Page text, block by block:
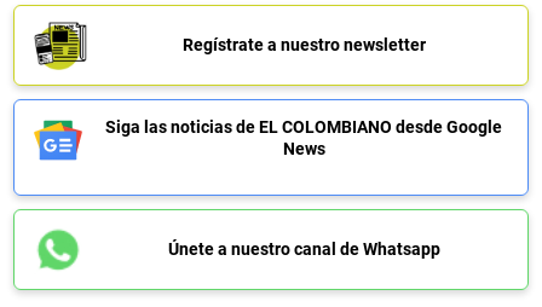
Regístrate a nuestro newsletter
Siga las noticias de EL COLOMBIANO desde Google
News
Únete a nuestro canal de Whatsapp